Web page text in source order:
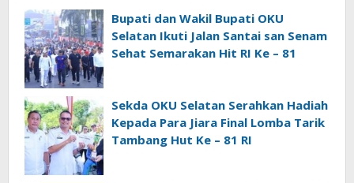
Bupati dan Wakil Bupati OKU
Selatan Ikuti Jalan Santai san Senam
Sehat Semarakan Hit RI Ke – 81
Sekda OKU Selatan Serahkan Hadiah
Kepada Para Jiara Final Lomba Tarik
Tambang Hut Ke – 81 RI